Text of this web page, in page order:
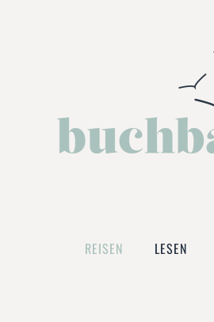
REISEN LESEN